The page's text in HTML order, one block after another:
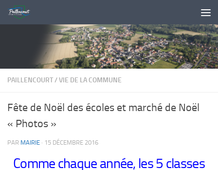
Skip to content
PAILLENCOURT/VIE DE LA COMMUNE
Fête de Noël des écoles et marché de Noël
« Photos »
PAR MAIRIE · 15 DÉCEMBRE 2016
Comme chaque année, les 5 classes